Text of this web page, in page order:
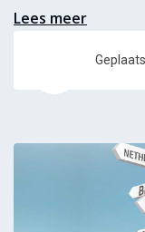
Lees meer